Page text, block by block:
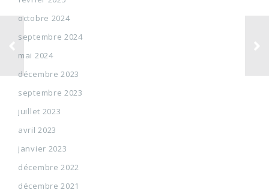
octobre 2024
septembre 2024
mai 2024
décembre 2023
septembre 2023
juillet 2023
avril 2023
janvier 2023
décembre 2022
décembre 2021